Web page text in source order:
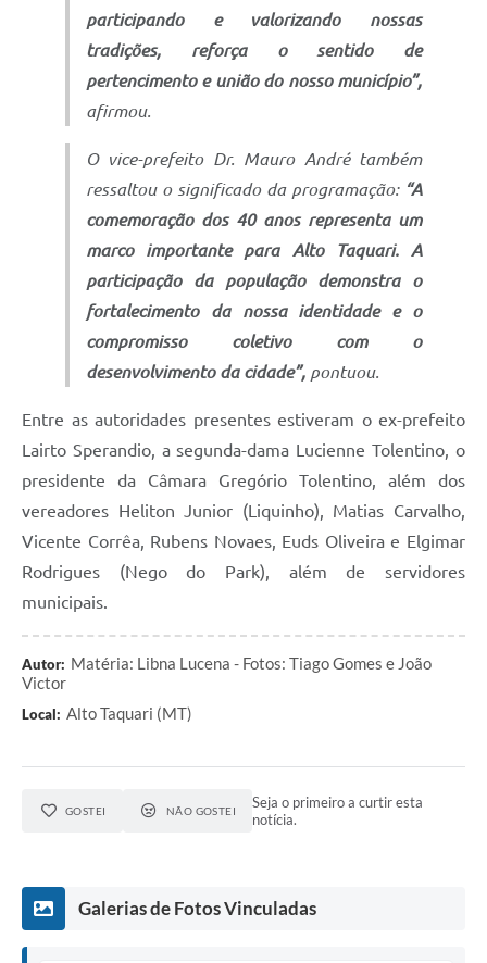
participando e valorizando nossas
tradições, reforça o sentido de
pertencimento e união do nosso município”,
afirmou.
O vice-prefeito Dr. Mauro André também
ressaltou o significado da programação: “A
comemoração dos 40 anos representa um
marco importante para Alto Taquari. A
participação da população demonstra o
fortalecimento da nossa identidade e o
compromisso coletivo com o
desenvolvimento da cidade”, pontuou.
Entre as autoridades presentes estiveram o ex-prefeito
Lairto Sperandio, a segunda-dama Lucienne Tolentino, o
presidente da Câmara Gregório Tolentino, além dos
vereadores Heliton Junior (Liquinho), Matias Carvalho,
Vicente Corrêa, Rubens Novaes, Euds Oliveira e Elgimar
Rodrigues (Nego do Park), além de servidores
municipais.
Autor: Matéria: Libna Lucena - Fotos: Tiago Gomes e João
Victor
Local: Alto Taquari (MT)
GOSTEI NÃO GOSTEI
Seja o primeiro a curtir esta
notícia.
Galerias de Fotos Vinculadas